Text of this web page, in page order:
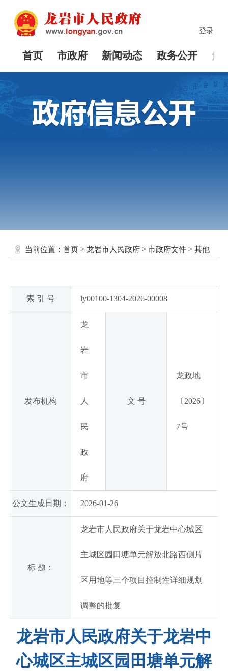
登录
首页 市政府 新闻动态 政务公开 解
当前位置： 首页 > 龙岩市人民政府 > 市政府文件 > 其他
索 引 号 ly00100-1304-2026-00008
发布机构
龙
岩
市
人
民
政
府
文 号
龙政地
〔2026〕
7号
公文生成日期： 2026-01-26
标 题：
龙岩市人民政府关于龙岩中心城区
主城区园田塘单元解放北路西侧片
区用地等三个项目控制性详细规划
调整的批复
龙岩市人民政府关于龙岩中
心城区主城区园田塘单元解